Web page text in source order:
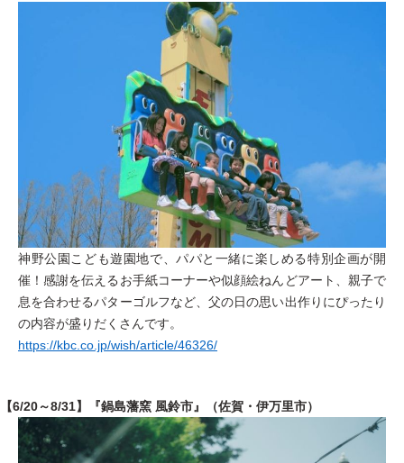
神野公園こども遊園地で、パパと一緒に楽しめる特別企画が開
催！感謝を伝えるお手紙コーナーや似顔絵ねんどアート、親子で
息を合わせるパターゴルフなど、父の日の思い出作りにぴったり
の内容が盛りだくさんです。
https://kbc.co.jp/wish/article/46326/
【6/20～8/31】『鍋島藩窯 風鈴市』（佐賀・伊万里市）